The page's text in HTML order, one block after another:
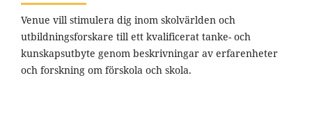
Venue vill stimulera dig inom skolvärlden och
utbildningsforskare till ett kvalificerat tanke- och
kunskapsutbyte genom beskrivningar av erfarenheter
och forskning om förskola och skola.